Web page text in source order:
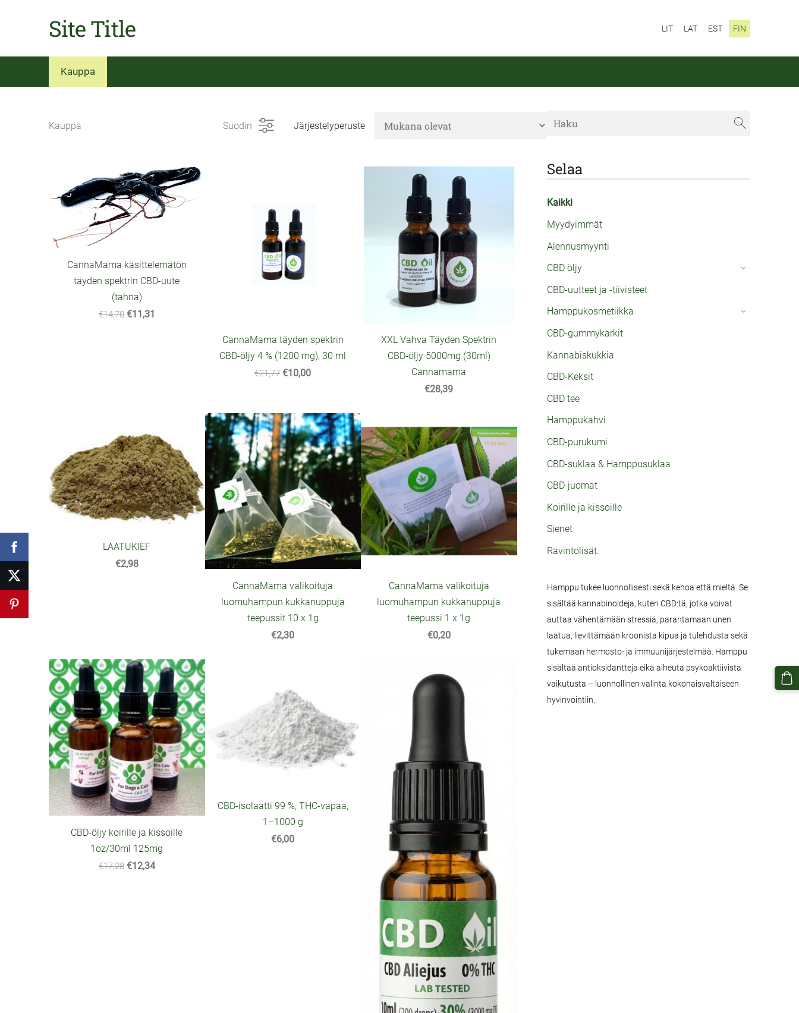
Site Title LIT LAT EST FIN
Kauppa
Selaa
Kaikki
Myydyimmät
Alennusmyynti
CBD öljy
›
CBD-uutteet ja -tiivisteet
Hamppukosmetiikka
›
CBD-gummykarkit
Kannabiskukkia
CBD-Keksit
CBD tee
Hamppukahvi
CBD-purukumi
CBD-suklaa & Hamppusuklaa
CBD-juomat
Koirille ja kissoille
Sienet
Ravintolisät.
Hamppu tukee luonnollisesti sekä kehoa että mieltä. Se
sisältää kannabinoideja, kuten CBD:tä, jotka voivat
auttaa vähentämään stressiä, parantamaan unen
laatua, lievittämään kroonista kipua ja tulehdusta sekä
tukemaan hermosto- ja immuunijärjestelmää. Hamppu
sisältää antioksidantteja eikä aiheuta psykoaktiivista
vaikutusta – luonnollinen valinta kokonaisvaltaiseen
hyvinvointiin.
Kauppa Suodin Järjestelyperuste
CannaMama käsittelemätön
täyden spektrin CBD-uute
(tahna)
€14,70 €11,31
CannaMama täyden spektrin
CBD-öljy 4 % (1200 mg), 30 ml
€21,77 €10,00
XXL Vahva Täyden Spektrin
CBD-öljy 5000mg (30ml)
Cannamama
€28,39
LAATUKIEF
€2,98
CannaMama valikoituja
luomuhampun kukkanuppuja
teepussit 10 x 1g
€2,30
CannaMama valikoituja
luomuhampun kukkanuppuja
teepussi 1 x 1g
€0,20
CBD-öljy koirille ja kissoille
1oz/30ml 125mg
€17,28 €12,34
CBD-isolaatti 99 %, THC-vapaa,
1–1000 g
€6,00